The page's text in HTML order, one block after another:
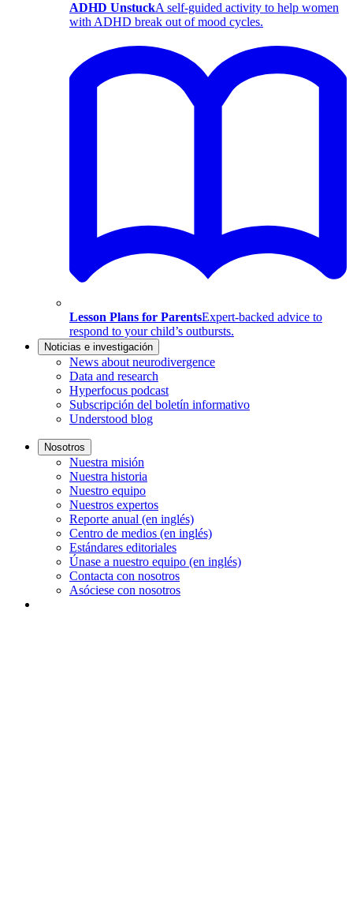
ADHD UnstuckA self-guided activity to help women
with ADHD break out of mood cycles.
Lesson Plans for ParentsExpert-backed advice to
respond to your child’s outbursts.
Noticias e investigación
News about neurodivergence
Data and research
Hyperfocus podcast
Subscripción del boletín informativo
Understood blog
Nosotros
Nuestra misión
Nuestra historia
Nuestro equipo
Nuestros expertos
Reporte anual (en inglés)
Centro de medios (en inglés)
Estándares editoriales
Únase a nuestro equipo (en inglés)
Contacta con nosotros
Asóciese con nosotros